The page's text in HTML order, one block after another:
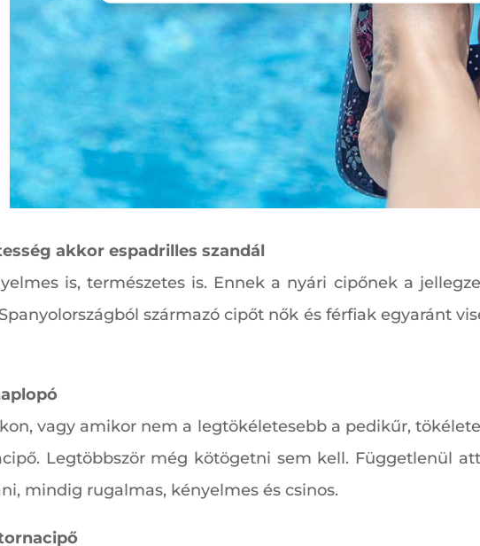
akkor espadrilles szandál
is, természetes is. Ennek a nyári cipőnek a
származó cipőt nők és férfiak egyaránt
vagy amikor nem a legtökéletesebb a pedikűr,
Legtöbbször még kötögetni sem kell. Függetlenül
mindig rugalmas, kényelmes és csinos.